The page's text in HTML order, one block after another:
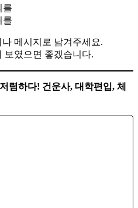
를
를
메시지로 남겨주세요.
보였으면 좋겠습니다.
하다! 건운사, 대학편입, 체